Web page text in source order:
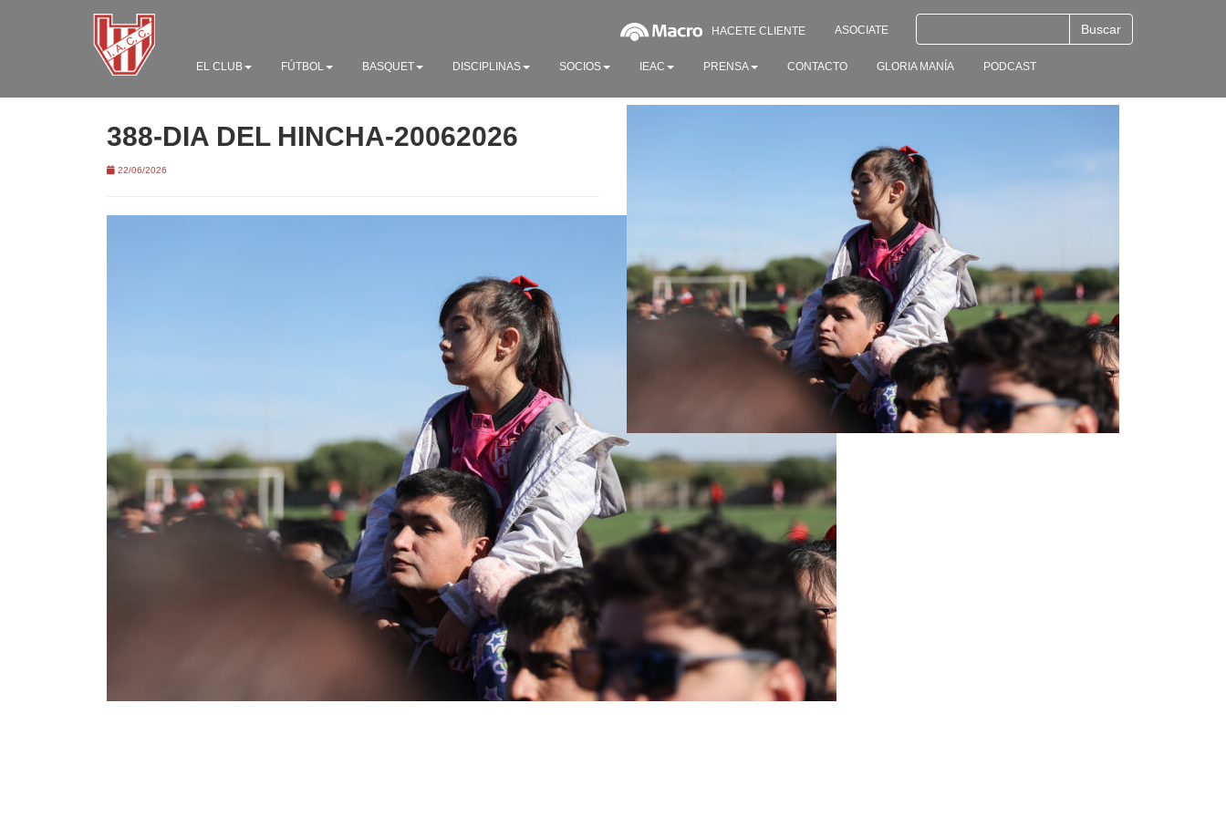
HACETE CLIENTE ASOCIATE
EL CLUB FÚTBOL BASQUET DISCIPLINAS SOCIOS IEAC PRENSA CONTACTO GLORIA MANÍA PODCAST
388-DIA DEL HINCHA-20062026
22/06/2026